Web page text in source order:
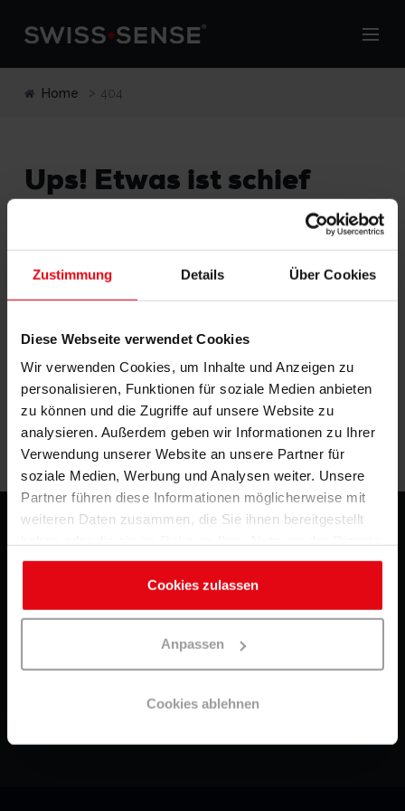
Zustimmung Details Über Cookies
Diese Webseite verwendet Cookies
Wir verwenden Cookies, um Inhalte und Anzeigen zu
personalisieren, Funktionen für soziale Medien anbieten
zu können und die Zugriffe auf unsere Website zu
analysieren. Außerdem geben wir Informationen zu Ihrer
Verwendung unserer Website an unsere Partner für
soziale Medien, Werbung und Analysen weiter. Unsere
Partner führen diese Informationen möglicherweise mit
weiteren Daten zusammen, die Sie ihnen bereitgestellt
gesammelt haben. Sie geben Einwilligung zu unseren
Cookies, wenn Sie unsere Webseite weiterhin nutzen.
Cookies zulassen
Anpassen
Cookies ablehnen
Home 404
Ups! Etwas ist schief
Die Seite, die Sie auf unserer Webseite leider der Suche
nicht gefunden werden kann oder nicht über die
Einige Vorschläge für einen möglichen folgen der
Zurück zuHomepage
Zurück zu Vorherige Seite
KontaktierenSie Swiss Sense
Kontakt
Cookie Richtlinie
Datenschutz
Häufig gestellte Fragen